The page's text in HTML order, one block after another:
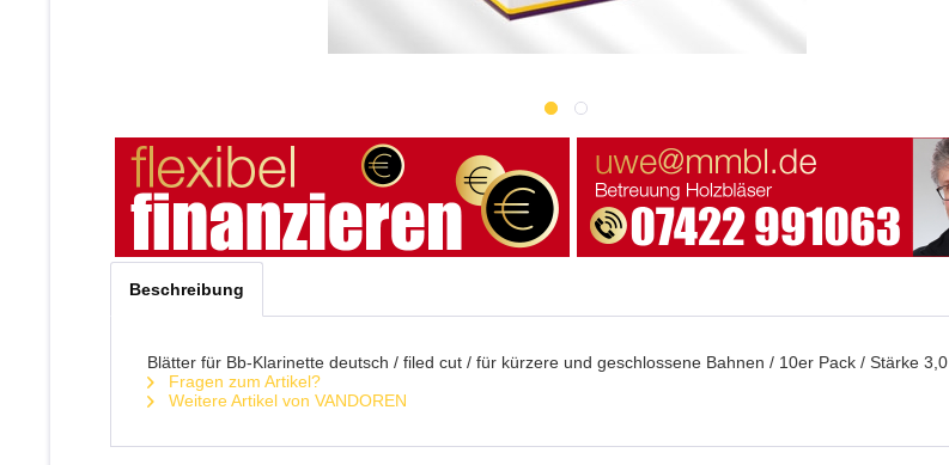
Beschreibung
Blätter für Bb-Klarinette deutsch / filed cut / für kürzere und geschlossene Bahnen / 10er Pack / Stärke 3,0
Fragen zum Artikel?
Weitere Artikel von VANDOREN